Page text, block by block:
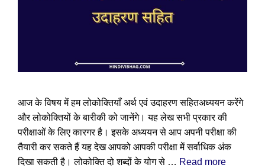
आज के विषय में हम लोकोक्तियाँ अर्थ एवं उदाहरण सहितअध्ययन करेंगे
और लोकोक्तियों के बारीकी को जानेंगे। यह लेख सभी प्रकार की
परीक्षाओं के लिए कारगर है। इसके अध्ययन से आप अपनी परीक्षा की
तैयारी कर सकते हैं यह देख आपको आपकी परीक्षा में सर्वाधिक अंक
दिखा सकती है। लोकोक्ति दो शब्दों के योग से … Read more